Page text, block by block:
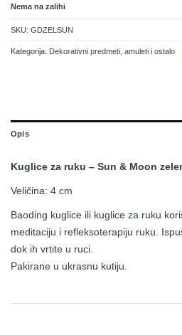
Nema na zalihi
SKU: GDZELSUN
Kategorija: Dekorativni predmeti, amuleti i ostalo
Opis
Kuglice za ruku – Sun & Moon
Veličina: 4 cm
Baoding kuglice ili kuglice za ruku
meditaciju i refleksoterapiju ruku.
dok ih vrtite u ruci.
Pakirane u ukrasnu kutiju.